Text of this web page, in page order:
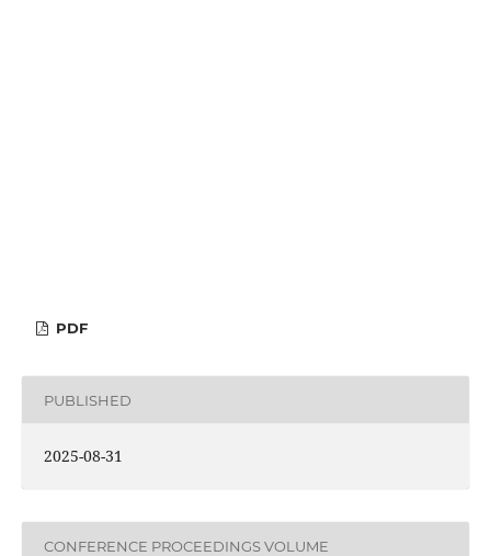
PDF
PUBLISHED
2025-08-31
CONFERENCE PROCEEDINGS VOLUME